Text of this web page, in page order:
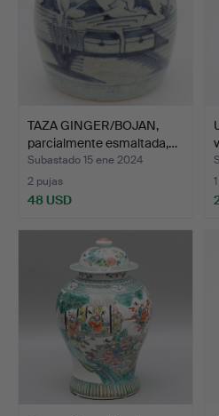
TAZA GINGER/BOJAN,
parcialmente esmaltada,…
Subastado 15 ene 2024
2 pujas
48 USD